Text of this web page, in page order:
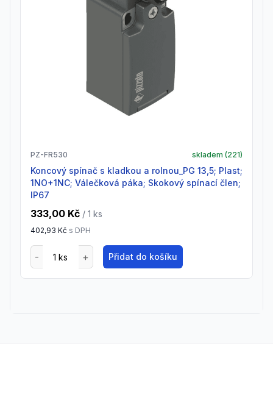
PZ-FR530 skladem (221)
Koncový spínač s kladkou a rolnou_PG 13,5; Plast;
1NO+1NC; Válečková páka; Skokový spínací člen;
IP67
333,00 Kč / 1 ks
402,93 Kč s DPH
Přidat do košíku